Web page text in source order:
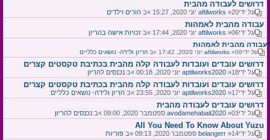
דרושים לעבודה מהבית
על ידי aftilworks »20 יוני 2020, 15:27 »ב הורים וילדים
עבודה מהבית לאמהות
על ידי aftilworks »06 יוני 2020, 17:44 »ב זכויות אישה בהריון
עבודה מהבית לאמהות
על ידי aftilworks »06 יוני 2020, 17:42 »ב הריון ולידה- נושאים כלליים
דרושים עובדים ועובדות לעבודה קלה מהבית בכתיבת טקסטים קצרים
על ידי aptilworks2020 »18 יוני 2020, 00:18 »ב נכנסים להריון
דרושים עובדים ועובדות לעבודה קלה מהבית בכתיבת טקסטים קצרים
על ידי aptilworks2020 »17 יוני 2020, 23:55 »ב הריון ולידה- נושאים כלליים
דרושים עובדים לעבודה מהבית
על ידי avodamehabait2020 »03 ספטמבר 2020, 09:00 »ב נכנסים להריון
All You Need To Know About Yuzu
על ידי belangerr »14 ספטמבר 2020, 09:13 »ב פוריות